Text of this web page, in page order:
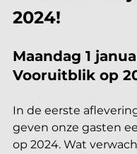
2024!
Maandag 1
Vooruitblik op
In de eerste
geven onze gasten
op 2024. Wat